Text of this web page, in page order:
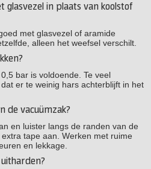
glasvezel in plaats van koolstof
met glasvezel of aramide
alleen het weefsel verschilt.
bar is voldoende. Te veel
er te weinig hars achterblijft in het
de vacuümzak?
en luister langs de randen van de
tape aan. Werken met ruime
en lekkage.